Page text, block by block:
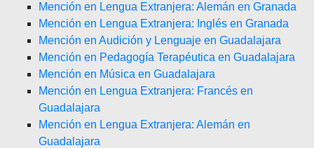
Mención en Lengua Extranjera: Alemán en Granada
Mención en Lengua Extranjera: Inglés en Granada
Mención en Audición y Lenguaje en Guadalajara
Mención en Pedagogía Terapéutica en Guadalajara
Mención en Música en Guadalajara
Mención en Lengua Extranjera: Francés en
Guadalajara
Mención en Lengua Extranjera: Alemán en
Guadalajara